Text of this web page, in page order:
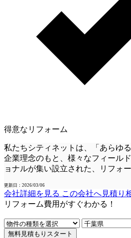
得意なリフォーム
私たちシティネットは、「あらゆ
企業理念のもと、様々なフィール
ョナルが集い設立された、リフォ
更新日：2026/03/06
会社詳細を見る この会社へ見積り
リフォーム費用 がすぐわかる！
無料見積もりスタート